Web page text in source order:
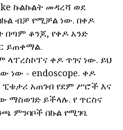
ኩልኩልት መዳረሻ ወደ
ብቻ የሚቻል ነው. በቀዶ
በጣም ቆንጆ, የቀዶ አንድ
ይጠቀማል.
ቀዶ ጥገና ነው. ይህ
ነው - endoscope. ቀዶ
ፒቱታሪ አጠገብ የደም ሥሮች እና
ማስወገድ ይችላሉ. የ ጥርስና
ምንባቦች በኩል የሚገባ.